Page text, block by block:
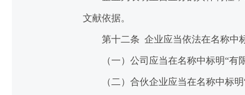
文献依据。
第十二条 企业应当依法在名称中标
（一）公司应当在名称中标明“有限
（二）合伙企业应当在名称中标明“